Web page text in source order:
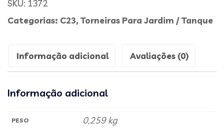
SKU: 1372
Categorias: C23, Torneiras Para Jardim / Tanque
Informação adicional Avaliações (0)
Informação adicional
PESO 0,259 kg